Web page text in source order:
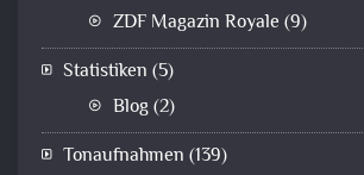
ZDF Magazin Royale (9)
Statistiken (5)
Blog(2)
Tonaufnahmen (139)